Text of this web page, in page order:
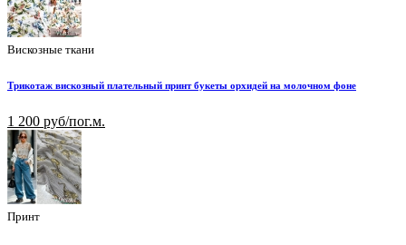
Вискозные ткани
Трикотаж вискозный плательный принт букеты орхидей на молочном фоне
1 200 руб/пог.м.
Принт